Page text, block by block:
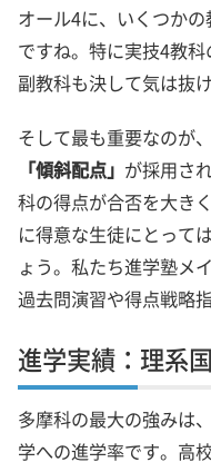
オール4に、いくつか
ですね。特に実技4教科
副教科も決して気は抜
そして最も重要なのが、
「傾斜配点」 が採用さ
科の得点が合否を大き
に得意な生徒にとって
ょう。私たち進学塾メ
過去問演習や得点戦略
進学実績：理系
多摩科の最大の強みは
学への進学率です。高